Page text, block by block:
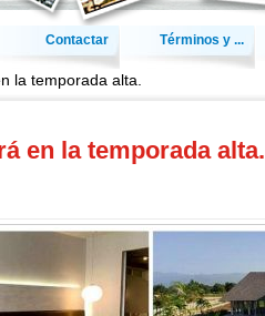
Contactar Términos y ...
la temporada alta.
en la temporada alta.